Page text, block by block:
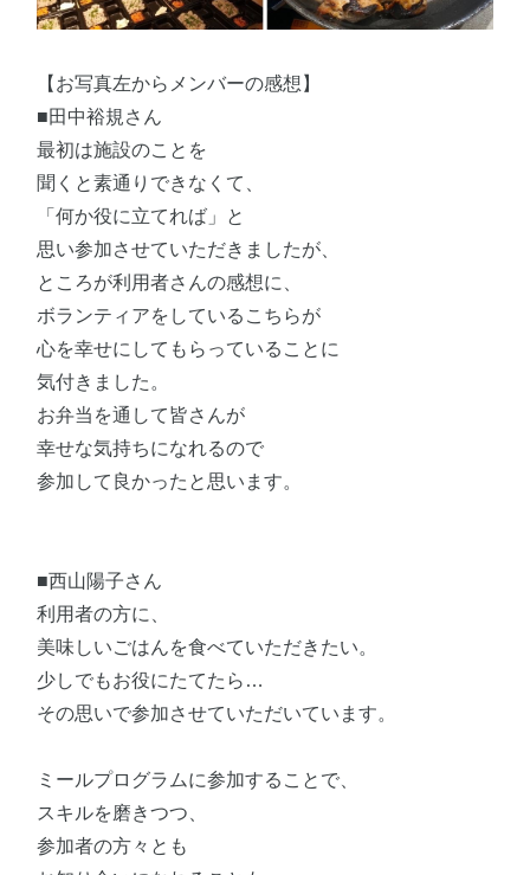
【お写真左からメンバーの感想】
■田中裕規さん
最初は施設のことを
聞くと素通りできなくて、
「何か役に立てれば」と
思い参加させていただきましたが、
ところが利用者さんの感想に、
ボランティアをしているこちらが
心を幸せにしてもらっていることに
気付きました。
お弁当を通して皆さんが
幸せな気持ちになれるので
参加して良かったと思います。
■西山陽子さん
利用者の方に、
美味しいごはんを食べていただきたい。
少しでもお役にたてたら…
その思いで参加させていただいています。
ミールプログラムに参加することで、
スキルを磨きつつ、
参加者の方々とも